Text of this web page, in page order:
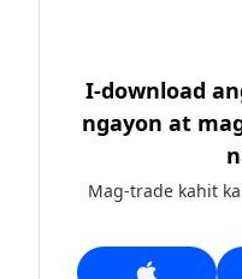
I-download
ngayon at
Mag-trade kahit